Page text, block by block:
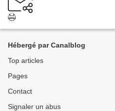
Hébergé par Canalblog
Top articles
Pages
Contact
Signaler un abus